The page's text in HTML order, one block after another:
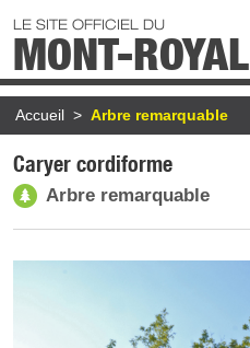
LE SITE OFFICIEL DU
MONT-ROYAL
Fil d'Ariane
Accueil Arbre remarquable
Caryer cordiforme
Arbre remarquable